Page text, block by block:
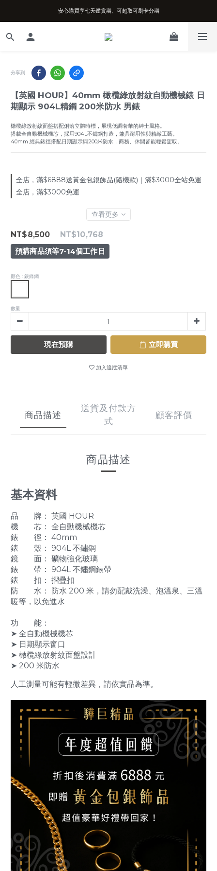
台南實體店面、兩年機芯保固、開立發票
安心購買享七天鑑賞期、可超取可刷卡分期
台南實體店面、兩年機芯保固、開立發票
分享到
【英國 HOUR】40mm 橄欖綠放射紋自動機械錶 日
期顯示 904L精鋼 200米防水 男錶
橄欖綠放射紋面盤搭配俐落立體時標，展現低調奢華的紳士風格。
搭載全自動機械機芯，採用904L不鏽鋼打造，兼具耐用性與精緻工藝。
40mm 經典錶徑搭配日期顯示與200米防水，商務、休閒皆能輕鬆駕馭。
全店，滿$6888送黃金包銀飾品(隨機款)｜滿$3000全站免運
全店，滿$3000免運
查看更多
NT$8,500
NT$10,768
預購商品須等7-14個工作日
顏色 : 銀綠鋼
數量
現在預購 立即購買
加入追蹤清單
商品描述
送貨及付款方
式
顧客評價
商品描述
基本資料
品 牌： 英國 HOUR
機 芯： 全自動機械機芯
錶 徑： 40mm
錶 殼： 904L 不鏽鋼
鏡 面： 礦物強化玻璃
錶 帶： 904L 不鏽鋼錶帶
錶 扣： 摺疊扣
防 水： 防水 200 米，請勿配戴洗澡、泡溫泉、三溫
暖等，以免進水
功 能：
➤ 全自動機械機芯
➤ 日期顯示窗口
➤ 橄欖綠放射紋面盤設計
➤ 200 米防水
人工測量可能有輕微差異，請依實品為準。